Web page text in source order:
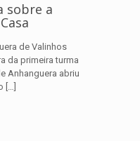
sobre a
de Valinhos
da primeira turma
Anhanguera abriu
[…]